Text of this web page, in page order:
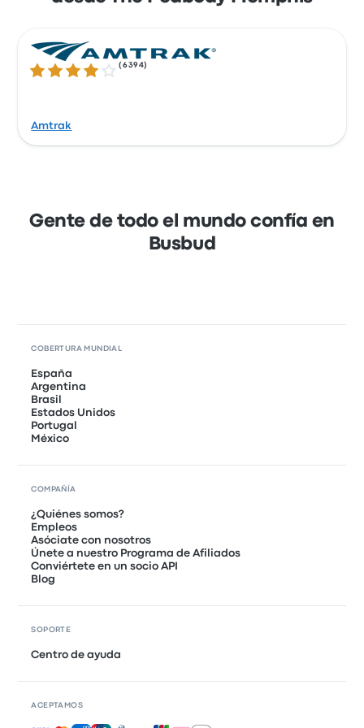
Mastercard, Visa, Amex y otras, así como con
4.1 sobre 5 estrellas
(6394)
Amtrak
Gente de todo el mundo confía en
Busbud
COBERTURA MUNDIAL
España
Argentina
Brasil
Estados Unidos
Portugal
México
COMPAÑÍA
¿Quiénes somos?
Empleos
Asóciate con nosotros
Únete a nuestro Programa de Afiliados
Conviértete en un socio API
Blog
SOPORTE
Centro de ayuda
ACEPTAMOS